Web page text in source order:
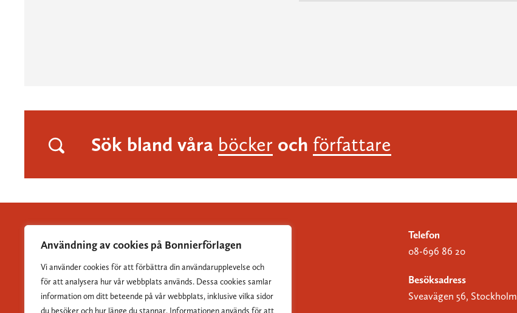
Användning av cookies på Bonnierförlagen
Vi använder cookies för att förbättra din användarupplevelse och
för att analysera hur vår webbplats används. Dessa cookies samlar
information om ditt beteende på vår webbplats, inklusive vilka sidor
du besöker och hur länge du stannar. Informationen används för att
Sök bland våra böcker och författare
Albert Bonniers Förlag grundades 1837 och är Sveriges
största skönlitterära förlag.
Telefon
08-696 86 20
Besöksadress
Sveavägen 56, Stockholm